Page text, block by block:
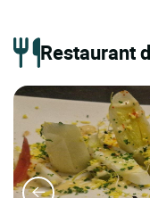
Restaurant